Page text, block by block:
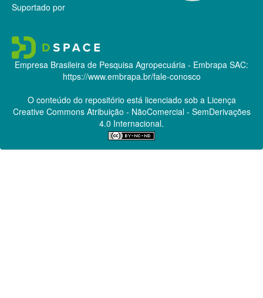
Suportado por
Empresa Brasileira de Pesquisa Agropecuária - Embrapa SAC:
https://www.embrapa.br/fale-conosco
O conteúdo do repositório está licenciado sob a Licença
Creative CommonsAtribuição - NãoComercial - SemDerivações
4.0 Internacional.